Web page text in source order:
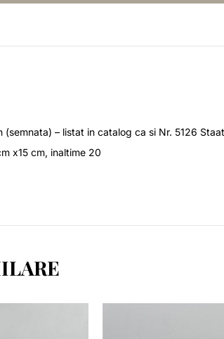
(semnata) – listat in catalog ca si Nr. 5126
x15 cm, inaltime 20